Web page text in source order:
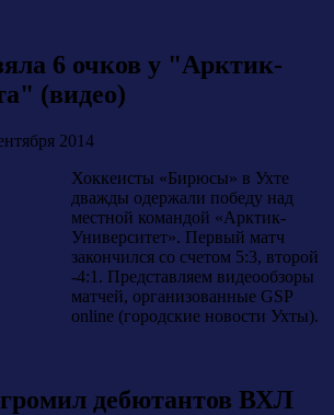
6 очков у "Арктик-
(видео)
2014
Хоккеисты «Бирюсы» в Ухте
дважды одержали победу над
местной командой «Арктик-
Университет». Первый матч
закончился со счетом 5:3, второй
-4:1. Представляем видеообзоры
матчей, организованные GSP
online (городские новости Ухты).
дебютантов ВХЛ